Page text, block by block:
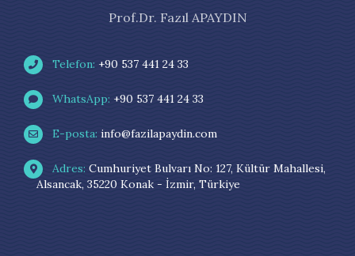
Prof.Dr. Fazıl APAYDIN
Telefon: +90 537 441 24 33
WhatsApp: +90 537 441 24 33
E-posta: info@fazilapaydin.com
Adres: Cumhuriyet Bulvarı No: 127, Kültür Mahallesi,
Alsancak, 35220 Konak - İzmir, Türkiye